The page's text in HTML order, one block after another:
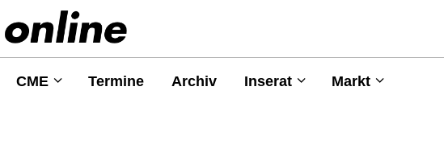
CME Termine Archiv Inserat Markt